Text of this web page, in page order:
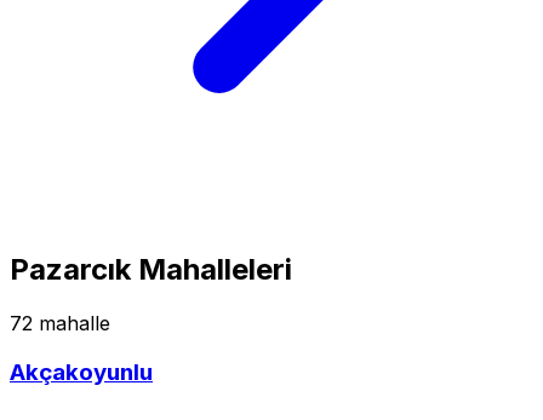
Pazarcık Mahalleleri
72 mahalle
Akçakoyunlu